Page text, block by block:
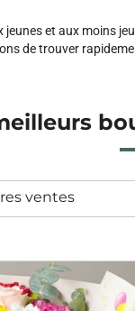
et aux moins
de trouver